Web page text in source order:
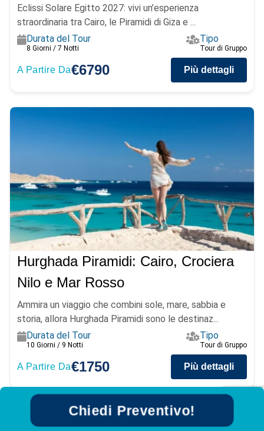
Eclissi Solare Egitto 2027: vivi un’esperienza
straordinaria tra Cairo, le Piramidi di Giza e ...
Durata del Tour
8 Giorni / 7 Notti
Tipo
Tour di Gruppo
A Partire Da€6790 Più dettagli
Hurghada Piramidi: Cairo, Crociera
Nilo e Mar Rosso
Ammira un viaggio che combini sole, mare, sabbia e
storia, allora Hurghada Piramidi sono le destinaz...
Durata del Tour
10 Giorni / 9 Notti
Tipo
Tour di Gruppo
A Partire Da€1750 Più dettagli
Chiedi Preventivo!